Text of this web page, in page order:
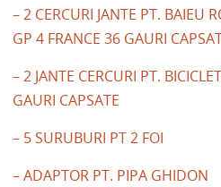
– 2 CERCURI JANTE PT. BAIEU
GP 4 FRANCE 36 GAURI
– 2 JANTE CERCURI PT.
GAURI CAPSATE
– 5 SURUBURI PT 2 FOI
– ADAPTOR PT. PIPA GHIDON